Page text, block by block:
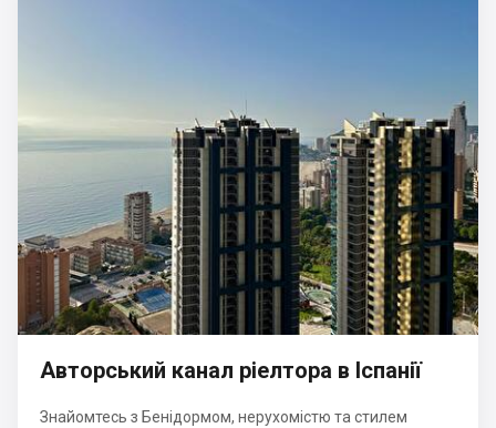
Авторський канал ріелтора в Іспанії
Знайомтесь з Бенідормом, нерухомістю та стилем